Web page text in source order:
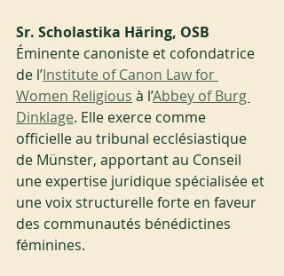
Sr. Scholastika Häring, OSB
Éminente canoniste et cofondatrice
de l’Institute of Canon Law for
Women Religious à l’Abbey of Burg
Dinklage. Elle exerce comme
officielle au tribunal ecclésiastique
de Münster, apportant au Conseil
une expertise juridique spécialisée et
une voix structurelle forte en faveur
des communautés bénédictines
féminines.